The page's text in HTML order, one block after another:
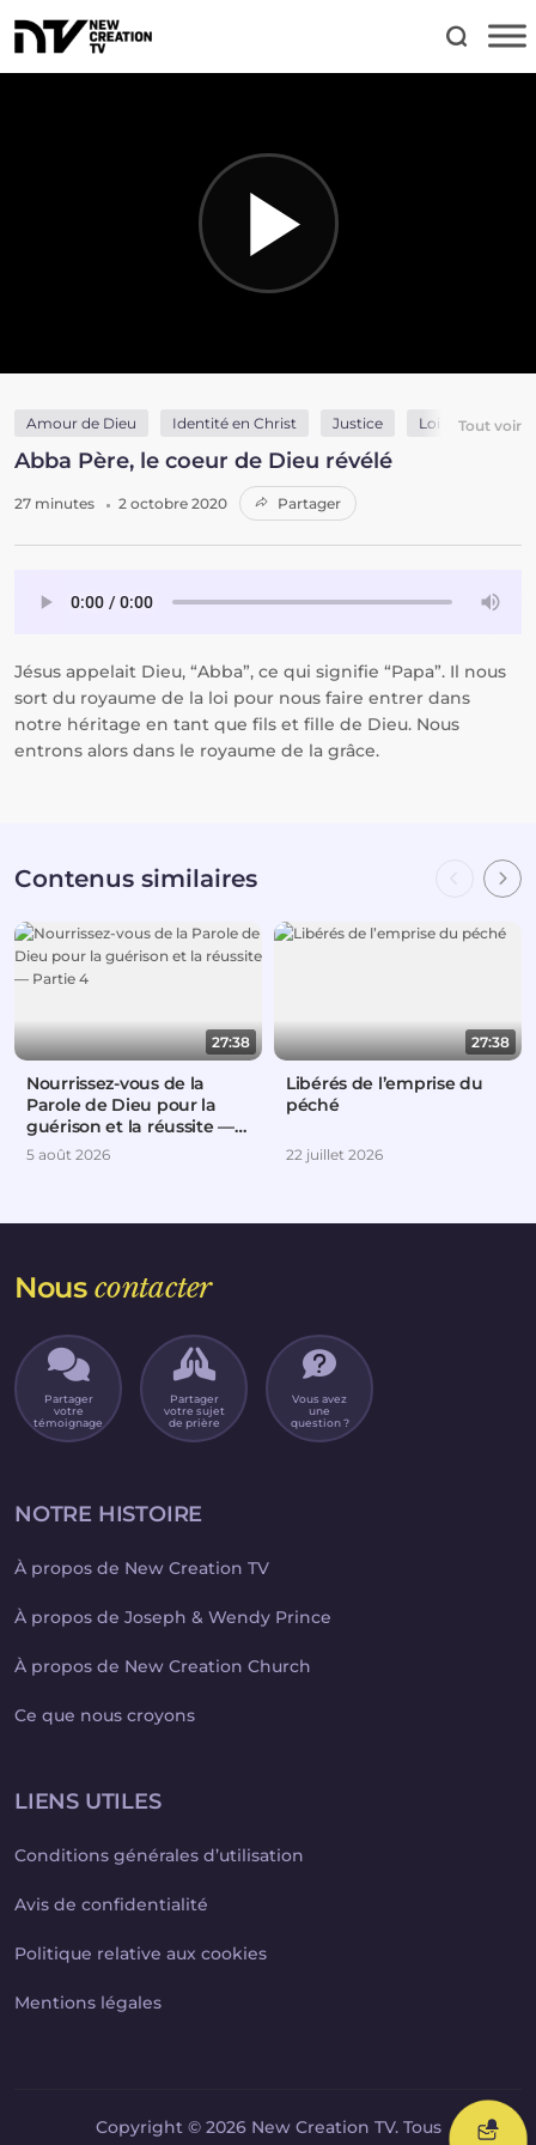
Amour de Dieu Identité en Christ Justice Loi et grâce
Tout voir
Abba Père, le coeur de Dieu révélé
27 minutes 2 octobre 2020 Partager
Jésus appelait Dieu, “Abba”, ce qui signifie “Papa”. Il nous
sort du royaume de la loi pour nous faire entrer dans
notre héritage en tant que fils et fille de Dieu. Nous
entrons alors dans le royaume de la grâce.
Contenus similaires
27:38
Nourrissez-vous de la
Parole de Dieu pour la
guérison et la réussite —
Partie 4
5 août 2026
27:38
Libérés de l’emprise du
péché
22 juillet 2026
Nouscontacter
Partager
votre
témoignage
Partager
votre sujet
de prière
Vous avez
une
question ?
NOTRE HISTOIRE
À propos de New Creation TV
À propos de Joseph & Wendy Prince
À propos de New Creation Church
Ce que nous croyons
LIENS UTILES
Conditions générales d’utilisation
Avis de confidentialité
Politique relative aux cookies
Mentions légales
Copyright © 2026 New Creation TV. Tous